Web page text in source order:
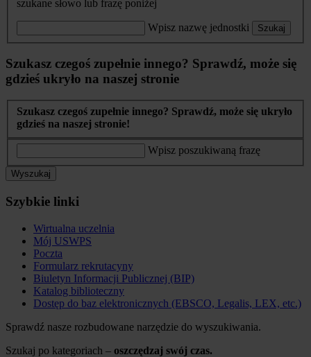
szukane słowo lub frazę poniżej
Wpisz nazwę jednostki Szukaj
Szukasz czegoś zupełnie innego? Sprawdź, może się
gdzieś ukryło na naszej stronie
Szukasz czegoś zupełnie innego? Sprawdź, może się ukryło
gdzieś na naszej stronie!
Wpisz poszukiwaną frazę
Wyszukaj
Szybkie linki
Wirtualna uczelnia
Mój USWPS
Poczta
Formularz rekrutacyny
Biuletyn Informacji Publicznej (BIP)
Katalog biblioteczny
Dostęp do baz elektronicznych (EBSCO, Legalis, LEX, etc.)
Sprawdź nasze rozbudowane narzędzie do wyszukiwania.
Szukaj po kategoriach – oszczędzaj swój czas.